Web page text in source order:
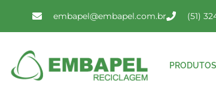
embapel@embapel.com.br (51)
PRODUTOS